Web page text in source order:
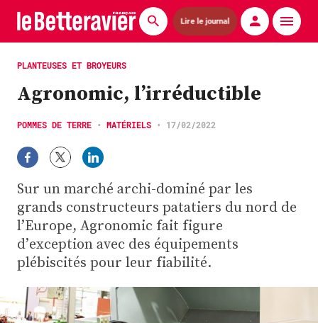
Lire le journal
Actualités
Économie
Agronomie
Matériels
La technique ITB
Pommes de terre
Guides pratiques
Chasse
PLANTEUSES ET BROYEURS
Agronomic, l’irréductible
POMMES DE TERRE • MATÉRIELS • 17/02/2022
Sur un marché archi-dominé par les
grands constructeurs patatiers du nord de
l’Europe, Agronomic fait figure
d’exception avec des équipements
plébiscités pour leur fiabilité.